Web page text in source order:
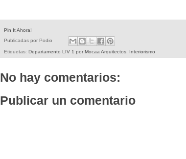
Pin It Ahora!
Publicadas por Podio
Etiquetas: Departamento LIV 1 por Mocaa Arquitectos Interiorismo
No hay comentarios:
Publicar un comentario